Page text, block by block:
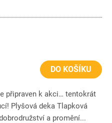
DO KOŠÍKU
připraven k akci… tentokrát
Plyšová deka Tlapková
a promění...